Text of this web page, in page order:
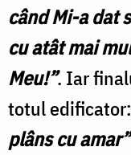
când Mi-a dat
cu atât mai
Meu!”. Iar
totul edificator:
plâns cu amar”